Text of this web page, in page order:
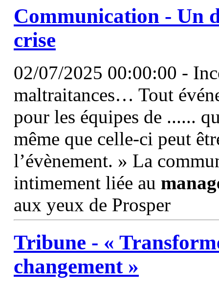
Communication - Un
crise
02/07/2025 00:00:00 -
maltraitances… Tout
pour les équipes de ......
même que celle-ci peut
l’évènement. » La
intimement liée au
aux yeux de Prosper
Tribune - «
changement »